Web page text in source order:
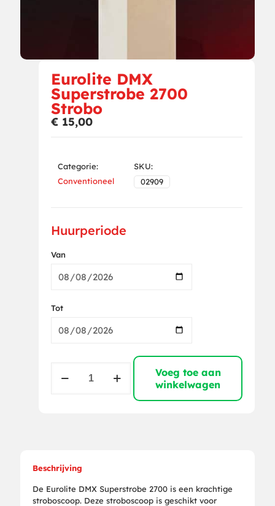
Eurolite DMX
Superstrobe 2700
Strobo
€ 15,00
Categorie:
Conventioneel
SKU:
02909
Huurperiode
Van
Tot
DMX
Voeg toe aan
winkelwagen
Beschrijving
De Eurolite DMX Superstrobe 2700 is een krachtige
stroboscoop. Deze stroboscoop is geschikt voor